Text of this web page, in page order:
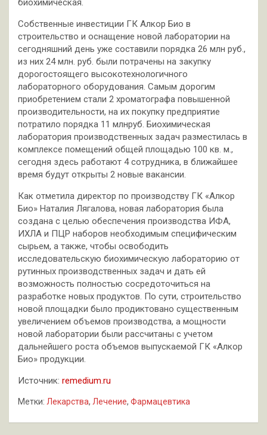
Собственные инвестиции ГК Алкор Био в
строительство и оснащение новой лаборатории на
сегодняшний день уже составили порядка 26 млн руб.,
из них 24 млн. руб. были потрачены на закупку
дорогостоящего высокотехнологичного
лабораторного оборудования. Самым дорогим
приобретением стали 2 хроматографа повышенной
производительности, на их покупку предприятие
потратило порядка 11 млнруб. Биохимическая
лаборатория производственных задач разместилась в
комплексе помещений общей площадью 100 кв. м.,
сегодня здесь работают 4 сотрудника, в ближайшее
время будут открыты 2 новые вакансии.
Как отметила директор по производству ГК «Алкор
Био» Наталия Лягалова, новая лаборатория была
создана с целью обеспечения производства ИФА,
ИХЛА и ПЦР наборов необходимым специфическим
сырьем, а также, чтобы освободить
исследовательскую биохимическую лабораторию от
рутинных производственных задач и дать ей
возможность полностью сосредоточиться на
разработке новых продуктов. По сути, строительство
новой площадки было продиктовано существенным
увеличением объемов производства, а мощности
новой лаборатории были рассчитаны с учетом
дальнейшего роста объемов выпускаемой ГК «Алкор
Био» продукции.
Источник: remedium.ru
Метки: Лекарства, Лечение, Фармацевтика